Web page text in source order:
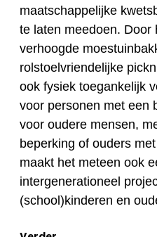
maatschappelijke
te laten meedoen. Door
verhoogde
rolstoelvriendelijke
ook fysiek toegankelijk
voor personen met een
voor oudere mensen,
beperking of ouders
maakt het meteen ook
intergenerationeel
(school)kinderen en